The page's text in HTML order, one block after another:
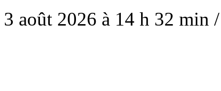
3 août 2026 à 14 h 32 min